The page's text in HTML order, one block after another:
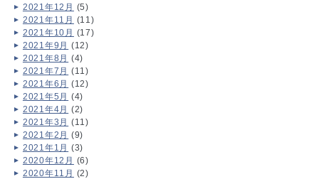
2021年12月 (5)
2021年11月 (11)
2021年10月 (17)
2021年9月 (12)
2021年8月 (4)
2021年7月 (11)
2021年6月 (12)
2021年5月 (4)
2021年4月 (2)
2021年3月 (11)
2021年2月 (9)
2021年1月 (3)
2020年12月 (6)
2020年11月 (2)